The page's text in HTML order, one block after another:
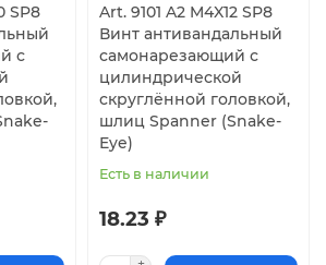
SP8
с
Art. 9101 A2 M4X12 SP8
Винт антивандальный
самонарезающий с
цилиндрической
скруглённой головкой,
шлиц Spanner (Snake-
Eye)
Есть в наличии
18.23 ₽